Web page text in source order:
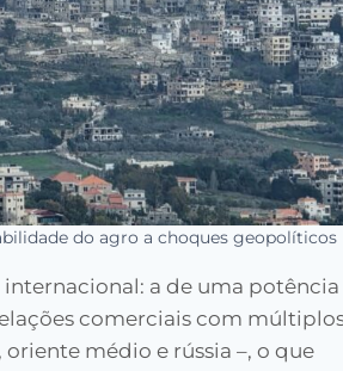
do agro a choques geopolíticos
a de uma
comerciais com
médio e rússia –, o que